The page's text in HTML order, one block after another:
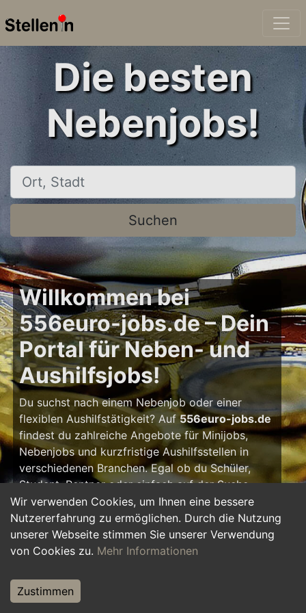
Wir verwenden Cookies, um Ihnen eine bessere
Nutzererfahrung zu ermöglichen. Durch die Nutzung
unserer Webseite stimmen Sie unserer Verwendung
von Cookies zu. Mehr Informationen
Zustimmen
Die besten
Nebenjobs!
Ort, Stadt
Suchen
Willkommen bei
556euro-jobs.de – Dein
Portal für Neben- und
Aushilfsjobs!
Du suchst nach einem Nebenjob oder einer
flexiblen Aushilfstätigkeit? Auf556euro-jobs.de
findest du zahlreiche Angebote für Minijobs,
Nebenjobs und kurzfristige Aushilfsstellen in
verschiedenen Branchen. Egal ob du Schüler,
Student, Rentner oder einfach auf der Suche
nach einem kleinen Zusatzverdienst bist – hier
findest du die passende Tätigkeit, die zu deinem
Zeitplan passt.
Ein Nebenjob oder Aushilfsjob bietet viele